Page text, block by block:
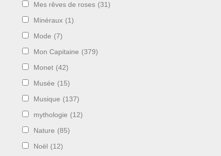
Mes rêves de roses (31)
Minéraux (1)
Mode (7)
Mon Capitaine (379)
Monet (42)
Musée (15)
Musique (137)
mythologie (12)
Nature (85)
Noël (12)